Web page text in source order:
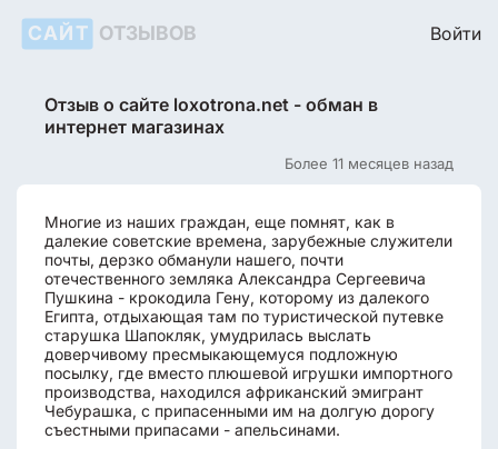
САЙТ ОТЗЫВОВ Войти
Отзыв о сайте loxotrona.net - обман в
интернет магазинах
Более 11 месяцев назад
Многие из наших граждан, еще помнят, как в
далекие советские времена, зарубежные служители
почты, дерзко обманули нашего, почти
отечественного земляка Александра Сергеевича
Пушкина - крокодила Гену, которому из далекого
Египта, отдыхающая там по туристической путевке
старушка Шапокляк, умудрилась выслать
доверчивому пресмыкающемуся подложную
посылку, где вместо плюшевой игрушки импортного
производства, находился африканский эмигрант
Чебурашка, с припасенными им на долгую дорогу
съестными припасами - апельсинами.